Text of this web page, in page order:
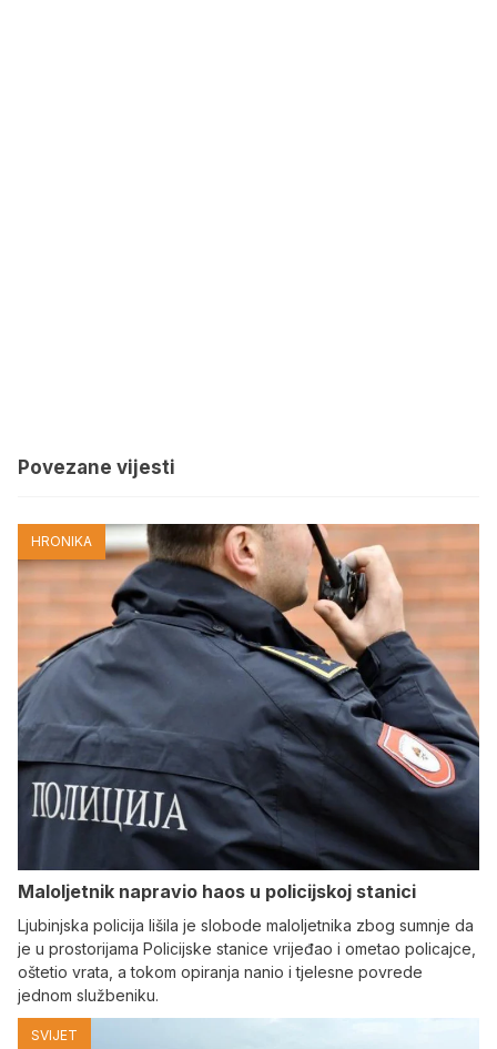
Povezane vijesti
HRONIKA
Maloljetnik napravio haos u policijskoj stanici
Ljubinjska policija lišila je slobode maloljetnika zbog sumnje da
je u prostorijama Policijske stanice vrijeđao i ometao policajce,
oštetio vrata, a tokom opiranja nanio i tjelesne povrede
jednom službeniku.
SVIJET